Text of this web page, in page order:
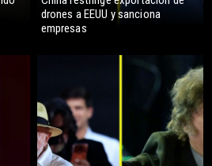
drones a EEUU y sanciona
empresas